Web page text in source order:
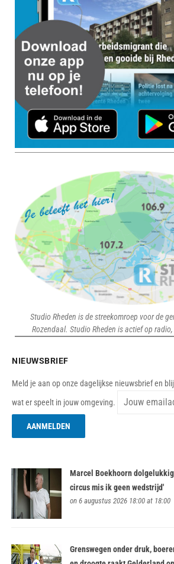
Studio Rheden is de streekomroep voor de
Rozendaal. Studio Rheden is actief op
NIEUWSBRIEF
Meld je aan op onze dagelijkse nieuwsbrief en
wat er speelt in jouw omgeving.
Marcel Boekhoorn
circus mis ik geen wedstrijd'
on 6 augustus 2026 18:00 at 18:00
Grenswegen onder druk,